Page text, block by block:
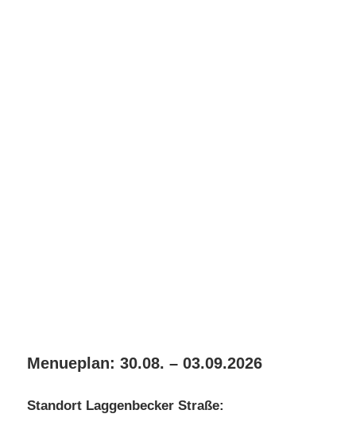
Menueplan: 30.08. – 03.09.2026
Standort Laggenbecker Straße: